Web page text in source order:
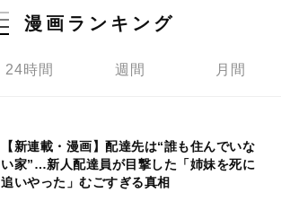
漫画ランキング
24時間 週間 月間
【新連載・漫画】配達先は“誰も住んでいな
い家”…新人配達員が目撃した「姉妹を死に
追いやった」むごすぎる真相